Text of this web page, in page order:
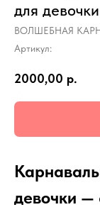
для девочки
ВОЛШЕБНАЯ
Артикул:
2000,00 р.
девочки —